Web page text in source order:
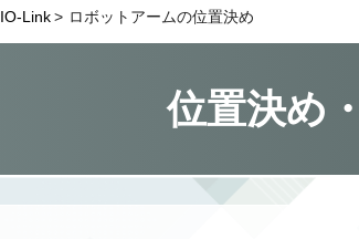
IO-Link ロボットアームの位置決め
位置決め